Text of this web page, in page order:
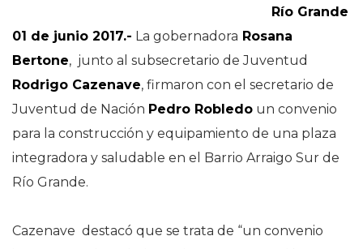
Río Grande
01 de junio 2017.- La gobernadora Rosana
Bertone, junto al subsecretario de Juventud
Rodrigo Cazenave, firmaron con el secretario de
Juventud de Nación Pedro Robledo un convenio
para la construcción y equipamiento de una plaza
integradora y saludable en el Barrio Arraigo Sur de
Río Grande.
Cazenave destacó que se trata de “un convenio